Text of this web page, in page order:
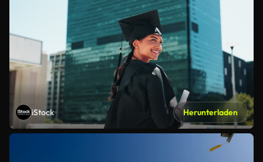
iStock Herunterladen